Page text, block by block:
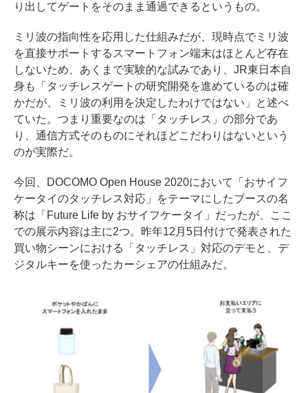
り出してゲートをそのまま通過できるというもの。
ミリ波の指向性を応用した仕組みだが、現時点でミリ波
を直接サポートするスマートフォン端末はほとんど存在
しないため、あくまで実験的な試みであり、JR東日本自
身も「タッチレスゲートの研究開発を進めているのは確
かだが、ミリ波の利用を決定したわけではない」と述べ
ていた。つまり重要なのは「タッチレス」の部分であ
り、通信方式そのものにそれほどこだわりはないという
のが実際だ。
今回、DOCOMO Open House 2020において「おサイフ
ケータイのタッチレス対応」をテーマにしたブースの名
称は「Future Life by おサイフケータイ」だったが、ここ
での展示内容は主に2つ。 昨年12月5日付けで発表された
買い物シーンにおける「タッチレス」対応のデモと、デ
ジタルキーを使ったカーシェアの仕組みだ。